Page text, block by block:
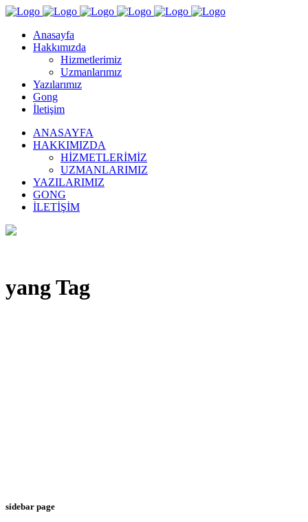
Anasayfa
Hakkımızda
Hizmetlerimiz
Uzmanlarımız
Yazılarımız
Gong
İletişim
ANASAYFA
HAKKIMIZDA
HIZMETLERIMIZ
UZMANLARIMIZ
YAZILARIMIZ
GONG
İLETIŞIM
yang Tag
sidebar page